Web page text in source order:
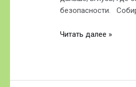
безопасности.
Читать далее »